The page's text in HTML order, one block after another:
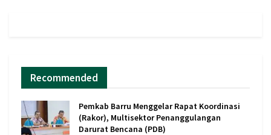
Recommended
Pemkab Barru Menggelar Rapat Koordinasi
(Rakor), Multisektor Penanggulangan
Darurat Bencana (PDB)